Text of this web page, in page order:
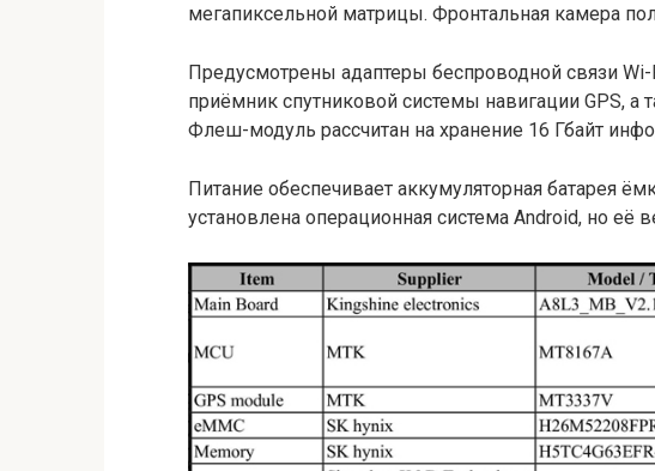
мегапиксельной матрицы. Фронтальная камера
Предусмотрены адаптеры беспроводной связи
приёмник спутниковой системы навигации GPS, а
Флеш-модуль рассчитан на хранение 16 Гбайт
Питание обеспечивает аккумуляторная батарея
установлена операционная система Android, но её